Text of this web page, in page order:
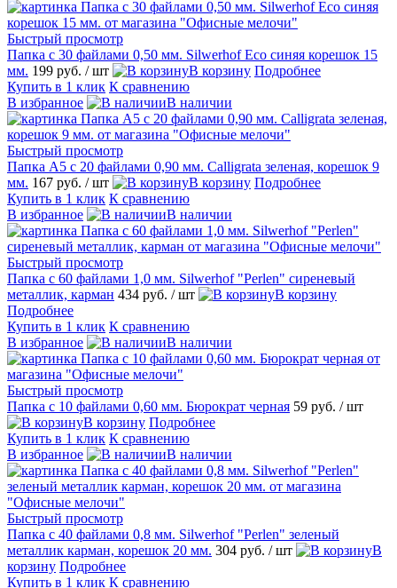
Быстрый просмотр
Папка с 30 файлами 0,50 мм. Silwerhof Eco синяя корешок 15
мм. 199 руб. / шт В корзину Подробнее
Купить в 1 клик К сравнению
В избранное
В наличии
Быстрый просмотр
Папка А5 с 20 файлами 0,90 мм. Calligrata зеленая, корешок 9
мм. 167 руб. / шт В корзину Подробнее
Купить в 1 клик К сравнению
В избранное
В наличии
Быстрый просмотр
Папка с 60 файлами 1,0 мм. Silwerhof "Perlen" сиреневый
металлик, карман 434 руб. / шт
В корзину
Подробнее
Купить в 1 клик К сравнению
В избранное
В наличии
Быстрый просмотр
Папка с 10 файлами 0,60 мм. Бюрократ черная 59 руб. / шт
В корзину Подробнее
Купить в 1 клик К сравнению
В избранное
В наличии
Быстрый просмотр
Папка с 40 файлами 0,8 мм. Silwerhof "Perlen" зеленый
металлик карман, корешок 20 мм. 304 руб. / шт
В
корзину Подробнее
Купить в 1 клик К сравнению